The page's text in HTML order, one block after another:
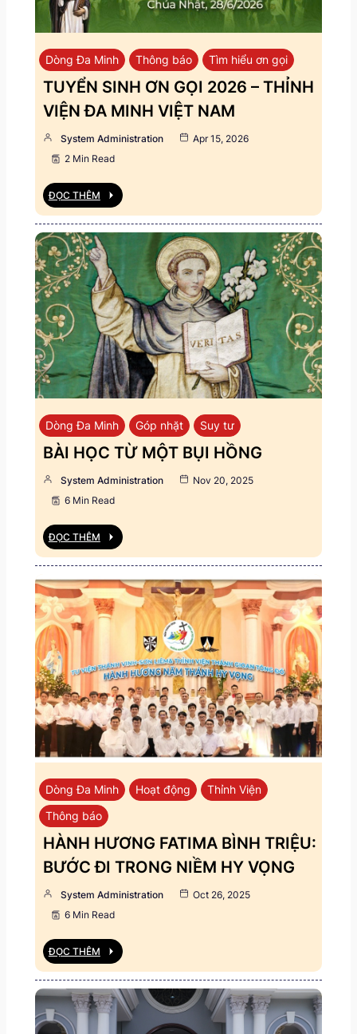
Dòng Đa Minh Thông báo Tìm hiểu ơn gọi
TUYỂN SINH ƠN GỌI 2026 – THỈNH
VIỆN ĐA MINH VIỆT NAM
System Administration
Apr 15, 2026
2 Min Read
ĐỌC THÊM
Dòng Đa Minh Góp nhặt Suy tư
BÀI HỌC TỪ MỘT BỤI HỒNG
System Administration
Nov 20, 2025
6 Min Read
ĐỌC THÊM
Dòng Đa Minh Hoạt động
Thỉnh Viện
Thông báo
HÀNH HƯƠNG FATIMA BÌNH TRIỆU:
BƯỚC ĐI TRONG NIỀM HY VỌNG
System Administration
Oct 26, 2025
6 Min Read
ĐỌC THÊM